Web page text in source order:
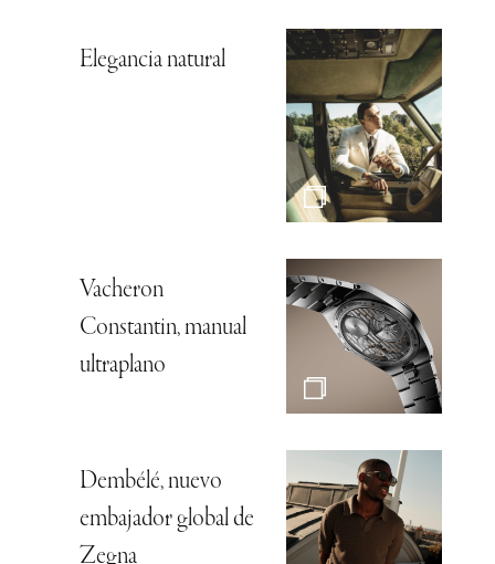
Elegancia natural
Vacheron
Constantin, manual
ultraplano
Dembélé, nuevo
embajador global de
Zegna